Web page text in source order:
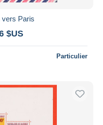
vers Paris
$US
Particulier